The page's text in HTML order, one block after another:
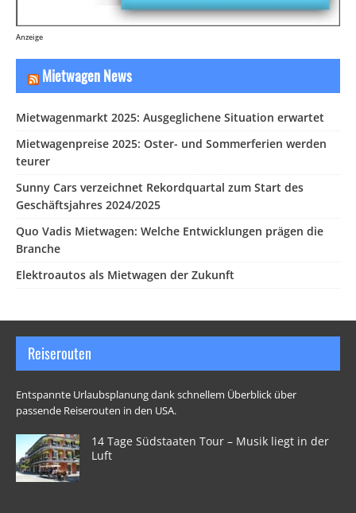
Anzeige
Mietwagen News
Mietwagenmarkt 2025: Ausgeglichene Situation erwartet
Mietwagenpreise 2025: Oster- und Sommerferien werden
teurer
Sunny Cars verzeichnet Rekordquartal zum Start des
Geschäftsjahres 2024/2025
Quo Vadis Mietwagen: Welche Entwicklungen prägen die
Branche
Elektroautos als Mietwagen der Zukunft
Reiserouten
Entspannte Urlaubsplanung dank schnellem Überblick über
passende Reiserouten in den USA.
14 Tage Südstaaten Tour – Musik liegt in der
Luft